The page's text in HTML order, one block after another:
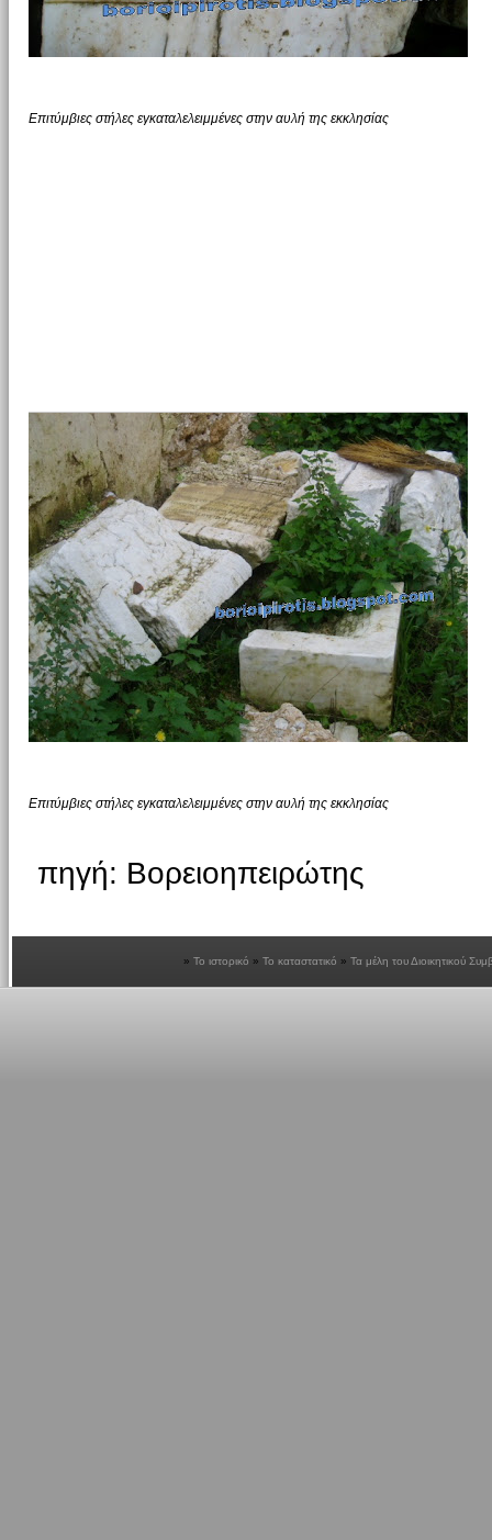
Επιτύμβιες στήλες εγκαταλελειμμένες στην αυλή της εκκλησίας
Επιτύμβιες στήλες εγκαταλελειμμένες στην αυλή της εκκλησίας
πηγή: Βορειοηπειρώτης
Το ιστορικό Το καταστατικό Τα μέλη του Διοικητικού